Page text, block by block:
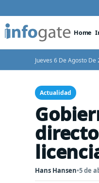
Home
Jueves 6 De Agosto De
Actualidad
Hans Hansen•5 de